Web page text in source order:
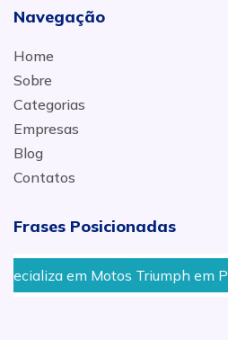
Navegação
Home
Sobre
Categorias
Empresas
Blog
Contatos
Frases Posicionadas
Triumph em Piracicaba